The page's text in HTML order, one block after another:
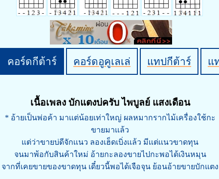
คอร์ดกีต้าร์ คอร์ดอูคูเลเล่ แทปกีต้าร์ แ
เนื้อเพลง บักแตงบ่ครับ ไพบูลย์ แสงเดือน
* อ้ายเป็นพ่อค้า มาเเต่น้อยเท่าใหญ่ ผลหมากรากไม้เครื่องใช้กะ
ขายมาเเล้ว
แต่ว่าขายบ่ดีจักเเนว ลองเฮ็ดเบิ่งเเล้ว มีเเต่เเนวขาดทุน
จนมาพ้อกับสินค้าใหม่ อ้ายกะลองขายไปกะพอได้เงินหมุน
จากที่เคยขายของขาดทุน เดี๋ยวนี้พอได้เจือจุน ย้อนอ้ายขายบักแตง